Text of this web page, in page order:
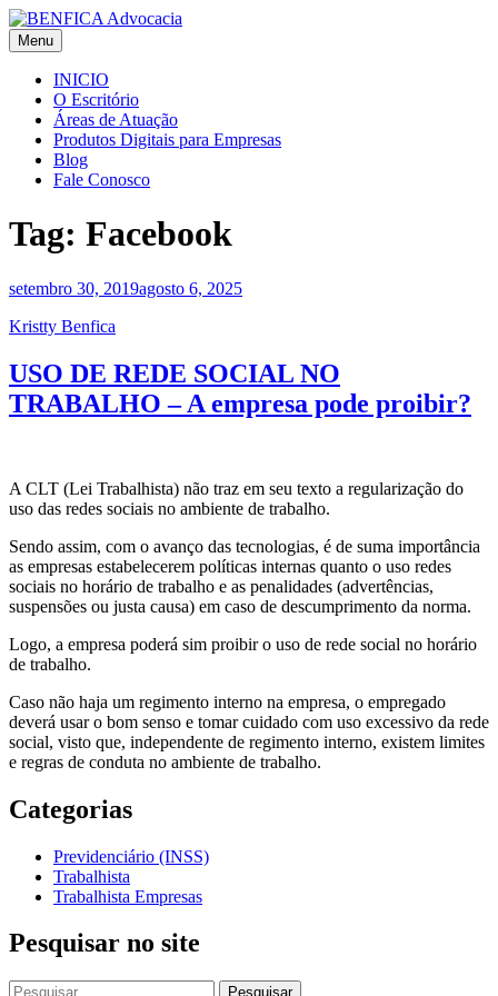
Skip
to
content
BENFICA Advocacia e Consultoria Jurídica
Escritório de Advocacia em Vitória/ES
Menu
INICIO
O Escritório
Áreas de Atuação
Produtos Digitais para Empresas
Blog
Fale Conosco
Tag: Facebook
setembro 30, 2019agosto 6, 2025
Kristty Benfica
USO DE REDE SOCIAL NO
TRABALHO – A empresa pode proibir?
A CLT (Lei Trabalhista) não traz em seu texto a regularização do
uso das redes sociais no ambiente de trabalho.
Sendo assim, com o avanço das tecnologias, é de suma importância
as empresas estabelecerem políticas internas quanto o uso redes
sociais no horário de trabalho e as penalidades (advertências,
suspensões ou justa causa) em caso de descumprimento da norma.
Logo, a empresa poderá sim proibir o uso de rede social no horário
de trabalho.
Caso não haja um regimento interno na empresa, o empregado
deverá usar o bom senso e tomar cuidado com uso excessivo da rede
social, visto que, independente de regimento interno, existem limites
e regras de conduta no ambiente de trabalho.
Categorias
Previdenciário (INSS)
Trabalhista
Trabalhista Empresas
Pesquisar no site
Pesquisar